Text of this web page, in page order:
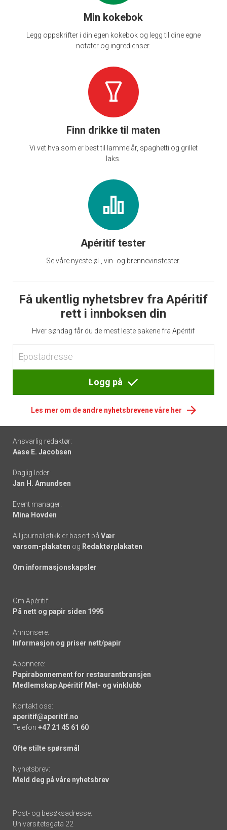
Min kokebok
Legg oppskrifter i din egen kokebok og legg til dine egne
notater og ingredienser.
Finn drikke til maten
Vi vet hva som er best til lammelår, spaghetti og grillet
laks.
Apéritif tester
Se våre nyeste øl-, vin- og brennevinstester.
Få ukentlig nyhetsbrev fra Apéritif
rett i innboksen din
Hver søndag får du de mest leste sakene fra Apéritif
Logg på
Les mer om de andre nyhetsbrevene våre her
Footer
-
links
Ansvarlig redaktør:
Aase E. Jacobsen
Daglig leder:
Jan H. Amundsen
Event manager:
Mina Hovden
All journalistikk er basert på Vær
varsom-plakaten og Redaktørplakaten
Om informasjonskapsler
Om Apéritif:
På nett og papir siden 1995
Annonsere:
Informasjon og priser nett/papir
Abonnere:
Papirabonnement for restaurantbransjen
Medlemskap Apéritif Mat- og vinklubb
Kontakt oss:
aperitif@aperitif.no
Telefon +47 21 45 61 60
Ofte stilte spørsmål
Nyhetsbrev:
Meld deg på våre nyhetsbrev
Post- og besøksadresse:
Universitetsgata 22